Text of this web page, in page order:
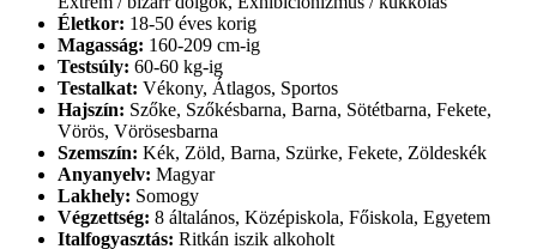
Életkor: 18-50 éves korig
Magasság: 160-209 cm-ig
Testsúly: 60-60 kg-ig
Testalkat: Vékony, Átlagos, Sportos
Hajszín: Szőke, Szőkésbarna, Barna, Sötétbarna, Fekete,
Vörös, Vörösesbarna
Szemszín: Kék, Zöld, Barna, Szürke, Fekete, Zöldeskék
Anyanyelv: Magyar
Lakhely: Somogy
Végzettség: 8 általános, Középiskola, Főiskola, Egyetem
Italfogyasztás: Ritkán iszik alkoholt